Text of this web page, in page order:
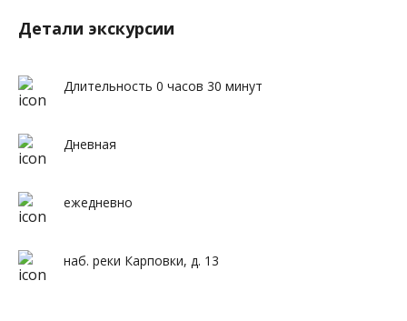
Детали экскурсии
Длительность 0 часов 30 минут
Дневная
ежедневно
наб. реки Карповки, д. 13